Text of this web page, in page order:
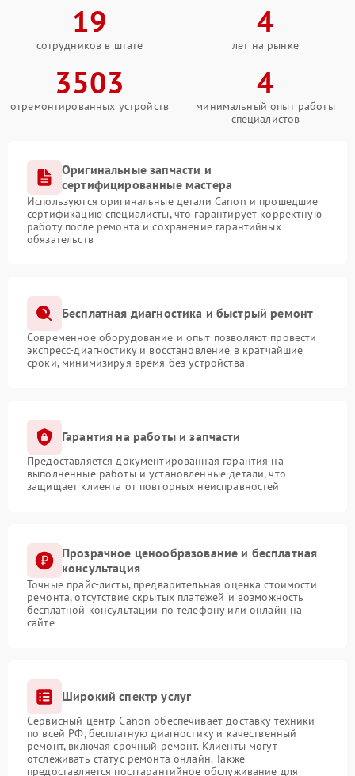
19
сотрудников в штате
4
лет на рынке
3503
отремонтированных устройств
4
минимальный опыт работы
специалистов
Оригинальные запчасти и
сертифицированные мастера
Используются оригинальные детали Canon и прошедшие
сертификацию специалисты, что гарантирует корректную
работу после ремонта и сохранение гарантийных
обязательств
Бесплатная диагностика и быстрый ремонт
Современное оборудование и опыт позволяют провести
экспресс-диагностику и восстановление в кратчайшие
сроки, минимизируя время без устройства
Гарантия на работы и запчасти
Предоставляется документированная гарантия на
выполненные работы и установленные детали, что
защищает клиента от повторных неисправностей
Прозрачное ценообразование и бесплатная
консультация
Точные прайс-листы, предварительная оценка стоимости
ремонта, отсутствие скрытых платежей и возможность
бесплатной консультации по телефону или онлайн на
сайте
Широкий спектр услуг
Сервисный центр Canon обеспечивает доставку техники
по всей РФ, бесплатную диагностику и качественный
ремонт, включая срочный ремонт. Клиенты могут
отслеживать статус ремонта онлайн. Также
предоставляется постгарантийное обслуживание для